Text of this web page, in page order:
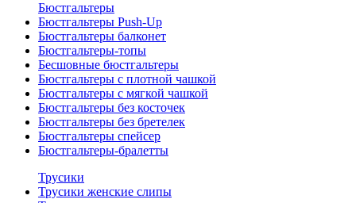
Бюстгальтеры
Бюстгальтеры Push-Up
Бюстгальтеры балконет
Бюстгальтеры-топы
Бесшовные бюстгальтеры
Бюстгальтеры с плотной чашкой
Бюстгальтеры с мягкой чашкой
Бюстгальтеры без косточек
Бюстгальтеры без бретелек
Бюстгальтеры спейсер
Бюстгальтеры-бралетты
Трусики
Трусики женские слипы